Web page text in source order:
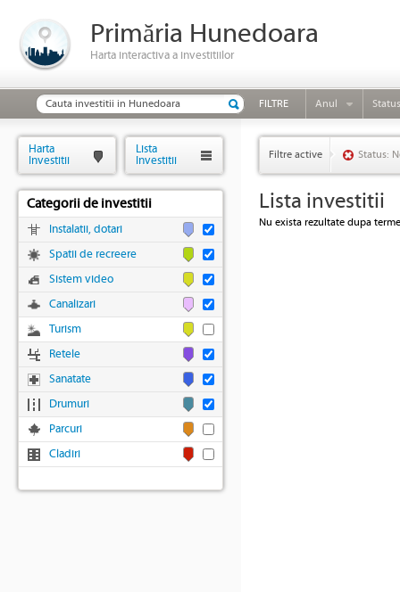
Primăria Hunedoara
Harta interactiva a investitiilor
FILTRE Anul Status
Filtre active Status:
Lista investitii
Nu exista rezultate dupa
Harta
Investitii
Lista
Investitii
Categorii de investitii
Instalatii, dotari
Spatii de recreere
Sistem video
Canalizari
Turism
Retele
Sanatate
Drumuri
Parcuri
Cladiri